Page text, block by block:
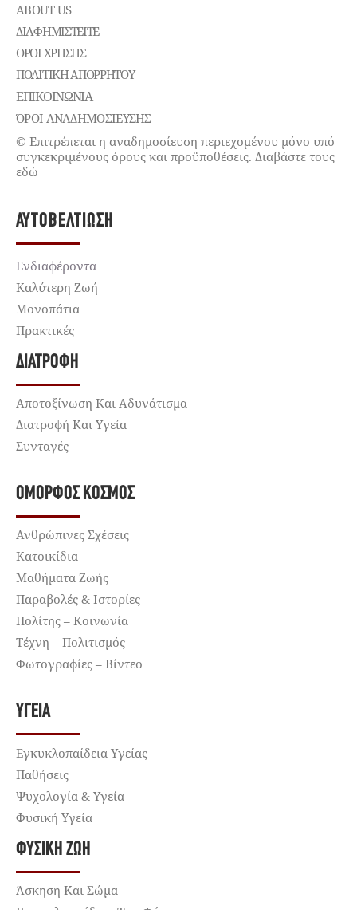
ABOUT US
ΔΙΑΦΗΜΙΣΤΕΊΤΕ
ΌΡΟΙ ΧΡΉΣΗΣ
ΠΟΛΙΤΙΚΉ ΑΠΟΡΡΉΤΟΥ
ΕΠΙΚΟΙΝΩΝΊΑ
ΌΡΟΙ ΑΝΑΔΗΜΟΣΙΕΥΣΗΣ
© Επιτρέπεται η αναδημοσίευση περιεχομένου μόνο υπό
συγκεκριμένους όρους και προϋποθέσεις. Διαβάστε τους
εδώ
ΑΥΤΟΒΕΛΤΊΩΣΗ
Ενδιαφέροντα
Καλύτερη Ζωή
Μονοπάτια
Πρακτικές
ΔΙΑΤΡΟΦΉ
Αποτοξίνωση Και Αδυνάτισμα
Διατροφή Και Υγεία
Συνταγές
ΌΜΟΡΦΟΣ ΚΌΣΜΟΣ
Ανθρώπινες Σχέσεις
Κατοικίδια
Μαθήματα Ζωής
Παραβολές & Ιστορίες
Πολίτης – Κοινωνία
Τέχνη – Πολιτισμός
Φωτογραφίες – Βίντεο
ΥΓΕΊΑ
Εγκυκλοπαίδεια Υγείας
Παθήσεις
Ψυχολογία & Υγεία
Φυσική Υγεία
ΦΥΣΙΚΉ ΖΩΉ
Άσκηση Και Σώμα